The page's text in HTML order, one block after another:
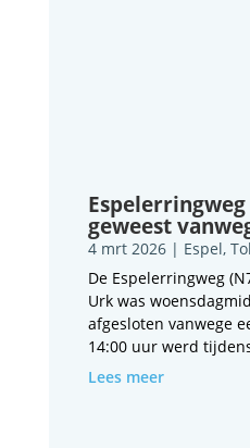
geweest
4 mrt 2026| Espel,
De Espelerringweg
Urk was
afgesloten vanwege
14:00 uur werd
Lees meer